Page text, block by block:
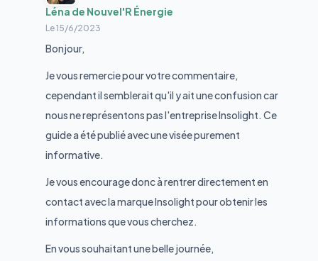
Léna de Nouvel'R Énergie
Le15/6/2023
Bonjour,
Je vous remercie pour votre commentaire,
cependant il semblerait qu'il y ait une confusion car
nous ne représentons pas l'entreprise Insolight. Ce
guide a été publié avec une visée purement
informative.
Je vous encourage donc à rentrer directement en
contact avec la marque Insolight pour obtenir les
informations que vous cherchez.
En vous souhaitant une belle journée,